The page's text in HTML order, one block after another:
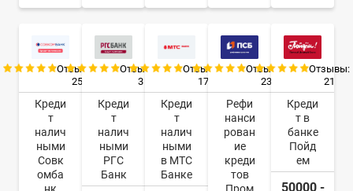
Отзывы:
25
Креди
т
налич
ными
Совк
омба
Отзывы:
3
Креди
т
налич
ными
РГС
Банк
Отзывы:
17
Креди
т
налич
ными
в МТС
Банке
Отзывы:
23
Рефи
нанси
рован
ие
креди
тов
Отзывы:
21
Креди
т в
банке
Пойд
ем
50000 -